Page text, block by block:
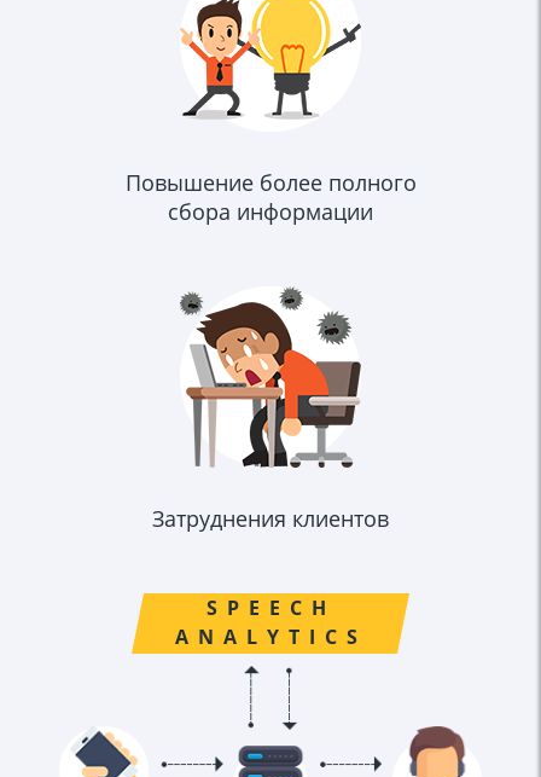
Повышение более полного
сбора информации
Затруднения клиентов
SPEECH
ANALYTICS